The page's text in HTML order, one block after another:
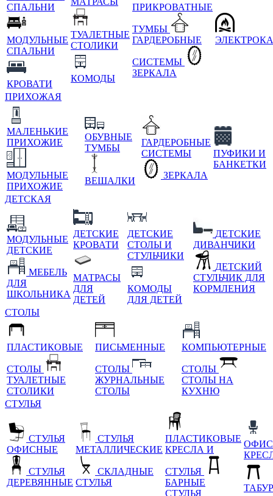
СПАЛЬНИ
МОДУЛЬНЫЕ
СПАЛЬНИ
КРОВАТИ
ТУАЛЕТНЫЕ
СТОЛИКИ
КОМОДЫ
ПРИКРОВАТНЫЕ
ТУМБЫ
ГАРДЕРОБНЫЕ
СИСТЕМЫ
ЗЕРКАЛА
ПРИХОЖАЯ
МАЛЕНЬКИЕ
ПРИХОЖИЕ
МОДУЛЬНЫЕ
ПРИХОЖИЕ
ОБУВНЫЕ
ТУМБЫ
ВЕШАЛКИ
ГАРДЕРОБНЫЕ
СИСТЕМЫ
ЗЕРКАЛА
ПУФИКИ И
БАНКЕТКИ
ДЕТСКАЯ
МОДУЛЬНЫЕ
ДЕТСКИЕ
МЕБЕЛЬ
ДЛЯ
ШКОЛЬНИКА
ДЕТСКИЕ
КРОВАТИ
МАТРАСЫ
ДЛЯ
ДЕТЕЙ
ДЕТСКИЕ
СТОЛЫ И
СТУЛЬЧИКИ
КОМОДЫ
ДЛЯ ДЕТЕЙ
ДЕТСКИЕ
ДИВАНЧИКИ
ДЕТСКИЙ
СТУЛЬЧИК ДЛЯ
КОРМЛЕНИЯ
СТОЛЫ
ПЛАСТИКОВЫЕ
СТОЛЫ
ТУАЛЕТНЫЕ
СТОЛИКИ
ПИСЬМЕННЫЕ
СТОЛЫ
ЖУРНАЛЬНЫЕ
СТОЛЫ
КОМПЬЮТЕРНЫЕ
СТОЛЫ
СТОЛЫ НА
КУХНЮ
СТУЛЬЯ
СТУЛЬЯ
ОФИСНЫЕ
СТУЛЬЯ
ДЕРЕВЯННЫЕ
СТУЛЬЯ
МЕТАЛЛИЧЕСКИЕ
СКЛАДНЫЕ
СТУЛЬЯ
ПЛАСТИКОВЫЕ
КРЕСЛА И
СТУЛЬЯ
БАРНЫЕ
СТУЛЬЯ